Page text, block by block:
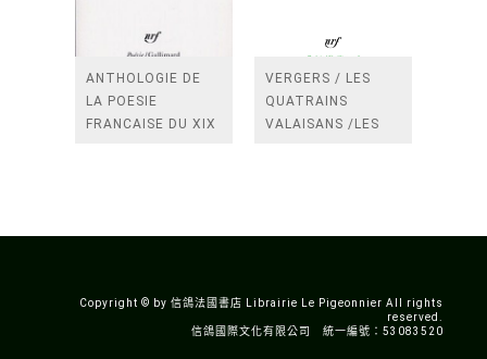
ANTHOLOGIE DE
LA POESIE
FRANCAISE DU XIX
VERGERS / LES
QUATRAINS
VALAISANS /LES
Copyright © by 信鴿法國書店 Librairie Le Pigeonnier All rights
reserved.
信鴿國際文化有限公司 統一編號：53083520